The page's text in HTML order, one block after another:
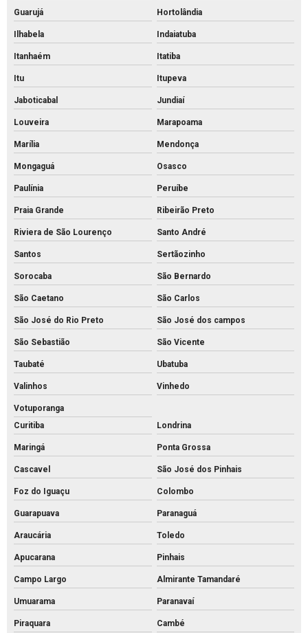
Pavimentação piso intertravado
Pavimento intertravado de concreto
Piso de concreto para calçada preço
Piso de concreto para calçada
Piso de concreto intertravado preço
Piso de concreto intertravado retangular
Piso de encaixe concreto
Piso intertravado 16 faces 8 cm
Piso intertravado 16 faces
Piso intertravado bloquete
Piso intertravado de concreto para calçadas
Piso intertravado de concreto preço m2
Piso intertravado de concreto preço
Piso intertravado de concreto retangular
Piso intertravado de concreto
Piso intertravado preço instalado
Piso pavs
Piso pvs concreto
Piso tátil de concreto 25x25
Piso tátil concreto preço m2
Piso tátil de concreto preço
Piso tátil concreto venda
Guarujá Hortolândia
Ilhabela Indaiatuba
Itanhaém Itatiba
Itu Itupeva
Jaboticabal Jundiaí
Louveira Marapoama
Marília Mendonça
Mongaguá Osasco
Paulínia Peruíbe
Praia Grande Ribeirão Preto
Riviera de São Lourenço Santo André
Santos Sertãozinho
Sorocaba São Bernardo
São Caetano São Carlos
São José do Rio Preto São José dos campos
São Sebastião São Vicente
Taubaté Ubatuba
Valinhos Vinhedo
Votuporanga
Curitiba
Londrina
Maringá Ponta Grossa
Cascavel São José dos Pinhais
Foz do Iguaçu Colombo
Guarapuava Paranaguá
Araucária Toledo
Apucarana Pinhais
Campo Largo Almirante Tamandaré
Umuarama Paranavaí
Piraquara Cambé